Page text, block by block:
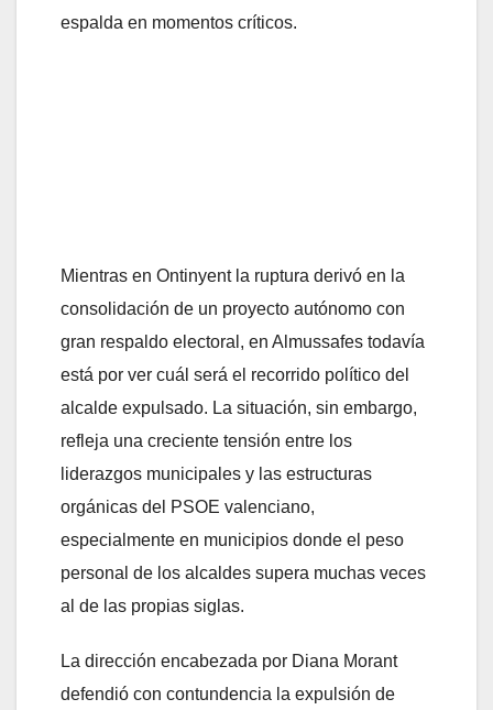
espalda en momentos críticos.
Mientras en Ontinyent la ruptura derivó en la
consolidación de un proyecto autónomo con
gran respaldo electoral, en Almussafes todavía
está por ver cuál será el recorrido político del
alcalde expulsado. La situación, sin embargo,
refleja una creciente tensión entre los
liderazgos municipales y las estructuras
orgánicas del PSOE valenciano,
especialmente en municipios donde el peso
personal de los alcaldes supera muchas veces
al de las propias siglas.
La dirección encabezada por Diana Morant
defendió con contundencia la expulsión de